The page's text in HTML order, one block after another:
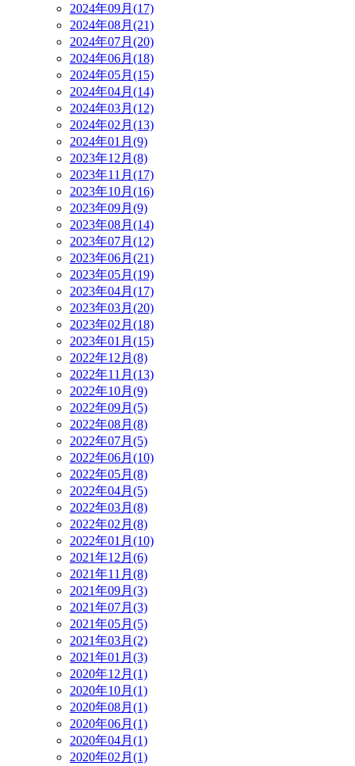
2024年09月(17)
2024年08月(21)
2024年07月(20)
2024年06月(18)
2024年05月(15)
2024年04月(14)
2024年03月(12)
2024年02月(13)
2024年01月(9)
2023年12月(8)
2023年11月(17)
2023年10月(16)
2023年09月(9)
2023年08月(14)
2023年07月(12)
2023年06月(21)
2023年05月(19)
2023年04月(17)
2023年03月(20)
2023年02月(18)
2023年01月(15)
2022年12月(8)
2022年11月(13)
2022年10月(9)
2022年09月(5)
2022年08月(8)
2022年07月(5)
2022年06月(10)
2022年05月(8)
2022年04月(5)
2022年03月(8)
2022年02月(8)
2022年01月(10)
2021年12月(6)
2021年11月(8)
2021年09月(3)
2021年07月(3)
2021年05月(5)
2021年03月(2)
2021年01月(3)
2020年12月(1)
2020年10月(1)
2020年08月(1)
2020年06月(1)
2020年04月(1)
2020年02月(1)